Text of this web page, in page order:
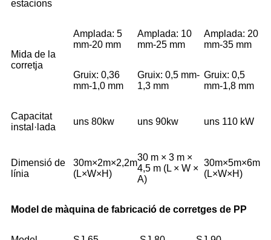
estacions
Mida de la
corretja
Amplada: 5
mm-20 mm
Amplada: 10
mm-25 mm
Amplada: 20
mm-35 mm
Gruix: 0,36
mm-1,0 mm
Gruix: 0,5 mm-
1,3 mm
Gruix: 0,5
mm-1,8 mm
Capacitat
instal·lada
uns 80kw uns 90kw uns 110 kW
Dimensió de
línia
30m×2m×2,2m
(L×W×H)
30 m × 3 m ×
4,5 m (L × W ×
A)
30m×5m×6m
(L×W×H)
Model de màquina de fabricació de corretges de PP